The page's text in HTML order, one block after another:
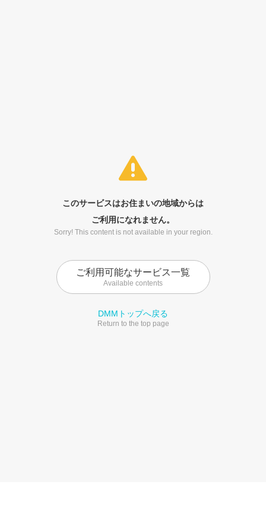
このサービスはお住まいの地域からは
ご利用になれません。
Sorry! This content is not available in your region.
ご利用可能なサービス一覧
Available contents
DMMトップへ戻る
Return to the top page